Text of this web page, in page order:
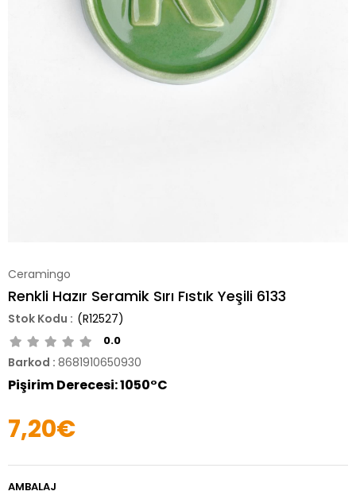
Ceramingo
Renkli Hazır Seramik Sırı Fıstık Yeşili 6133
(R12527)
0.0
Barkod : 8681910650930
Pişirim Derecesi: 1050°C
7,20€
AMBALAJ